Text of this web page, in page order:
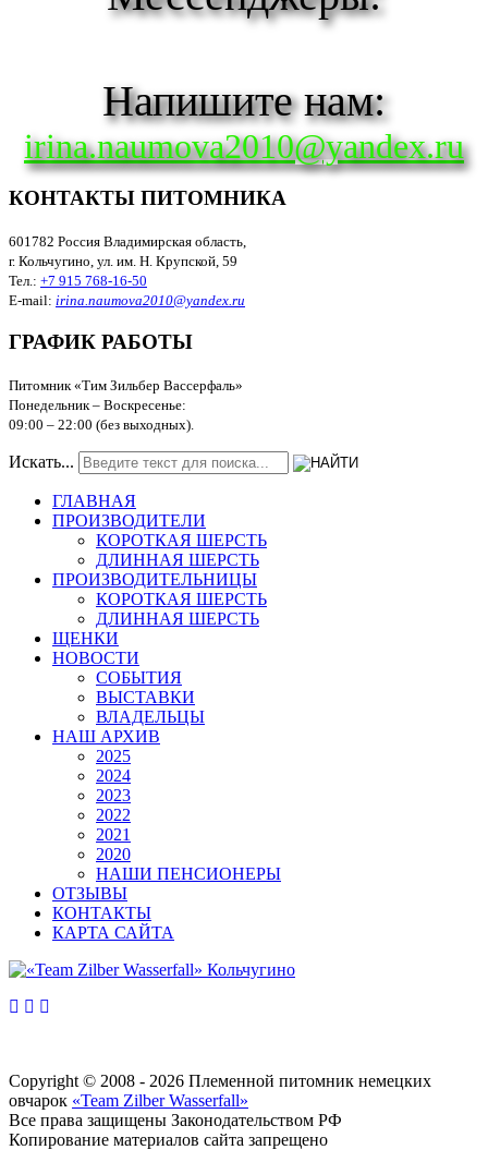
Напишите нам:
irina.naumova2010@yandex.ru
КОНТАКТЫ ПИТОМНИКА
601782 Россия Владимирская область,
г. Кольчугино, ул. им. Н. Крупской, 59
Тел.: +7 915 768-16-50
E-mail: irina.naumova2010@yandex.ru
ГРАФИК РАБОТЫ
Питомник «Тим Зильбер Вассерфаль»
Понедельник – Воскресенье:
09:00 – 22:00 (без выходных).
Искать...
ГЛАВНАЯ
ПРОИЗВОДИТЕЛИ
КОРОТКАЯ ШЕРСТЬ
ДЛИННАЯ ШЕРСТЬ
ПРОИЗВОДИТЕЛЬНИЦЫ
КОРОТКАЯ ШЕРСТЬ
ДЛИННАЯ ШЕРСТЬ
ЩЕНКИ
НОВОСТИ
СОБЫТИЯ
ВЫСТАВКИ
ВЛАДЕЛЬЦЫ
НАШ АРХИВ
2025
2024
2023
2022
2021
2020
НАШИ ПЕНСИОНЕРЫ
ОТЗЫВЫ
КОНТАКТЫ
КАРТА САЙТА
Copyright © 2008 - 2026 Племенной питомник немецких
овчарок «Team Zilber Wasserfall»
Все права защищены Законодательством РФ
Копирование материалов сайта запрещено